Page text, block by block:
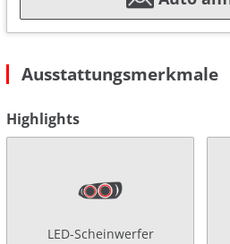
Ausstattungsmerkmale
Highlights
LED-Scheinwerfer